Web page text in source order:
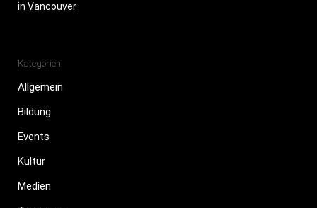
in Vancouver
Kategorien
Allgemein
Bildung
Events
Kultur
Medien